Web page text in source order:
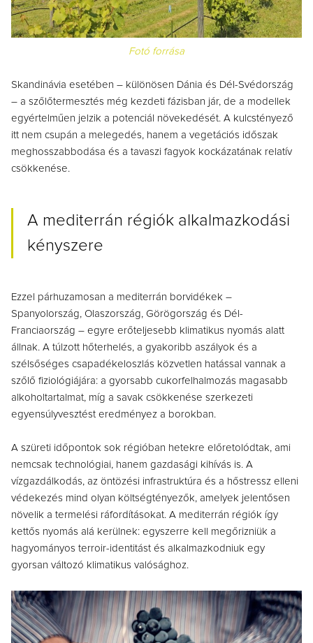
Fotó forrása
Skandinávia esetében – különösen Dánia és Dél-Svédország
– a szőlőtermesztés még kezdeti fázisban jár, de a modellek
egyértelműen jelzik a potenciál növekedését. A kulcstényező
itt nem csupán a melegedés, hanem a vegetációs időszak
meghosszabbodása és a tavaszi fagyok kockázatának relatív
csökkenése.
A mediterrán régiók alkalmazkodási
kényszere
Ezzel párhuzamosan a mediterrán borvidékek –
Spanyolország, Olaszország, Görögország és Dél-
Franciaország – egyre erőteljesebb klimatikus nyomás alatt
állnak. A túlzott hőterhelés, a gyakoribb aszályok és a
szélsőséges csapadékeloszlás közvetlen hatással vannak a
szőlő fiziológiájára: a gyorsabb cukorfelhalmozás magasabb
alkoholtartalmat, míg a savak csökkenése szerkezeti
egyensúlyvesztést eredményez a borokban.
A szüreti időpontok sok régióban hetekre előretolódtak, ami
nemcsak technológiai, hanem gazdasági kihívás is. A
vízgazdálkodás, az öntözési infrastruktúra és a hőstressz elleni
védekezés mind olyan költségtényezők, amelyek jelentősen
növelik a termelési ráfordításokat. A mediterrán régiók így
kettős nyomás alá kerülnek: egyszerre kell megőrizniük a
hagyományos terroir-identitást és alkalmazkodniuk egy
gyorsan változó klimatikus valósághoz.